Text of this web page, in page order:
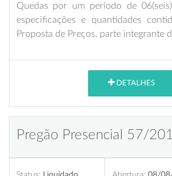
Quedas por um período de
especificações e quantidades
Proposta de Preços, parte integrante
DETALHES
Pregão Presencial 57/
Status: Liquidado Abertura: 08/